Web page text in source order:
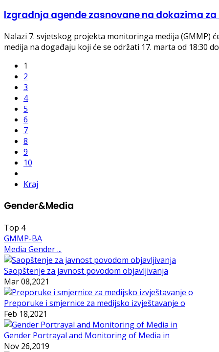
Izgradnja agende zasnovane na dokazima
Nalazi 7. svjetskog projekta monitoringa medija (GMMP)
medija na događaju koji će se održati 17. marta od 18:30
1
2
3
4
5
6
7
8
9
10
Kraj
Gender&Media
Top 4
GMMP-BA
Media Gender ...
Saopštenje za javnost povodom objavljivanja
Mar 08,2021
Preporuke i smjernice za medijsko izvještavanje o
Feb 18,2021
Gender Portrayal and Monitoring of Media in
Nov 26,2019